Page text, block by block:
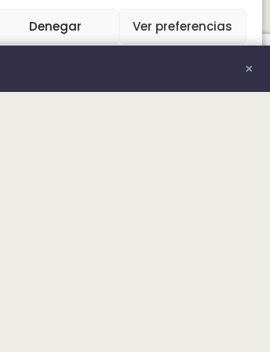
Denegar Ver preferencias
×